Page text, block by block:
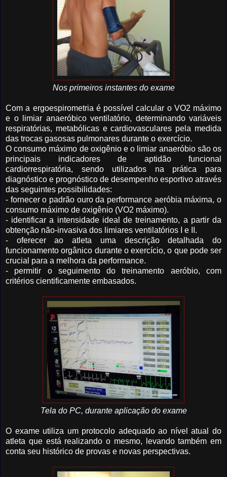
Nos primeiros instantes do exame
Com a ergoespirometria é possível calcular o VO2 máximo
e o limiar anaeróbico ventilatório, determinando variáveis
respiratórias, metabólicas e cardiovasculares pela medida
das trocas gasosas pulmonares durante o exercício.
O consumo máximo de oxigênio e o limiar anaeróbio são os
principais indicadores de aptidão funcional
cardiorrespiratória, sendo utilizados na prática para
diagnóstico e prognóstico de desempenho esportivo através
das seguintes possibilidades:
- fornecer o padrão ouro da performance aeróbia máxima, o
consumo máximo de oxigênio (VO2 máximo).
- identificar a intensidade ideal de treinamento, a partir da
obtenção não-invasiva dos limiares ventilatórios I e II.
- oferecer ao atleta uma descrição detalhada do
funcionamento orgânico durante o exercício, o que pode ser
crucial para a melhora da performance.
- permitir o seguimento do treinamento aeróbio, com
critérios cientificamente embasados.
Tela do PC, durante aplicação do exame
O exame utiliza um protocolo adequado ao nível atual do
atleta que está realizando o mesmo, levando também em
conta seu histórico de provas e novas perspectivas.